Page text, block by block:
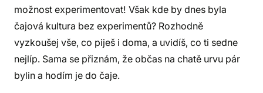
možnost experimentovat! Však kde by dnes byla
čajová kultura bez experimentů? Rozhodně
vyzkoušej vše, co piješ i doma, a uvidíš, co ti sedne
nejlíp. Sama se přiznám, že občas na chatě urvu pár
bylin a hodím je do čaje.